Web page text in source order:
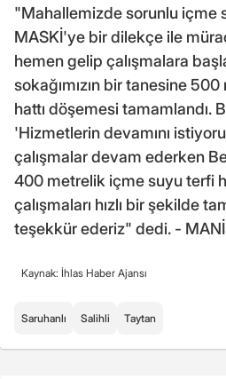
"Mahallemizde sorunlu içme
MASKİ'ye bir dilekçe ile
hemen gelip çalışmalara
sokağımızın bir tanesine
hattı döşemesi tamamlandı.
'Hizmetlerin devamını
çalışmalar devam ederken
400 metrelik içme suyu terfi
çalışmaları hızlı bir şekilde
teşekkür ederiz" dedi. -
Kaynak: İhlas Haber Ajansı
Saruhanlı Salihli Taytan